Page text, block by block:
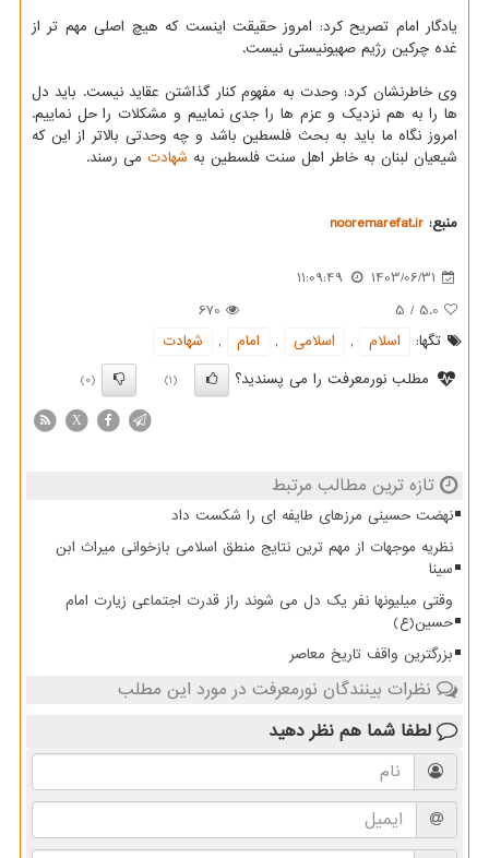
یادگار امام تصریح کرد: امروز حقیقت اینست که هیچ اصلی مهم تر از
غده چرکین رژیم صهیونیستی نیست.
وی خاطرنشان کرد: وحدت به مفهوم کنار گذاشتن عقاید نیست. باید دل
ها را به هم نزدیک و عزم ها را جدی نماییم و مشکلات را حل نماییم.
امروز نگاه ما باید به بحث فلسطین باشد و چه وحدتی بالاتر از این که
شیعیان لبنان به خاطر اهل سنت فلسطین به شهادت می رسند.
منبع: nooremarefat.ir
1403/06/31
11:09:49
5.0
/
5
670
تگها:
اسلام , اسلامی , امام ,
شهادت
مطلب نورمعرفت را می پسندید؟
(1)
(0)
X
تازه ترین مطالب مرتبط
نهضت حسینی مرزهای طایفه ای را شکست داد
نظریه موجهات از مهم ترین نتایج منطق اسلامی بازخوانی میراث ابن
سینا
وقتی میلیونها نفر یک دل می شوند راز قدرت اجتماعی زیارت امام
حسین(ع)
بزرگترین واقف تاریخ معاصر
نظرات بینندگان نورمعرفت در مورد این مطلب
لطفا شما هم نظر دهید